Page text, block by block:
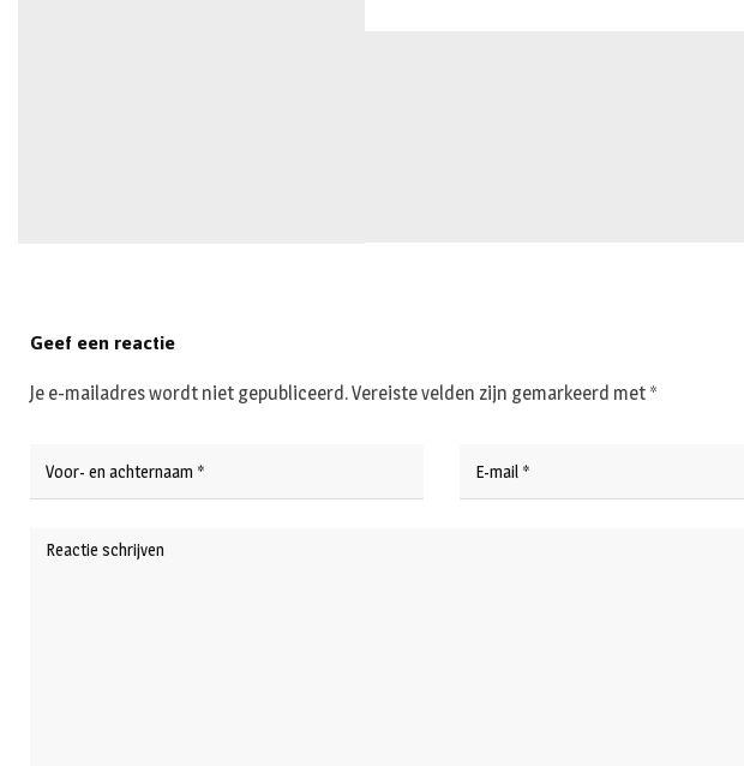
Geef een reactie
Je e-mailadres wordt niet gepubliceerd.Vereiste velden zijn gemarkeerd met *